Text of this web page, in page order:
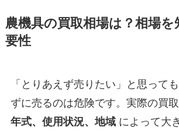
農機具の買取相場は？相場
要性
「とりあえず売りたい」と思って
ずに売るのは危険です。実際の買
年式、使用状況、地域によって大